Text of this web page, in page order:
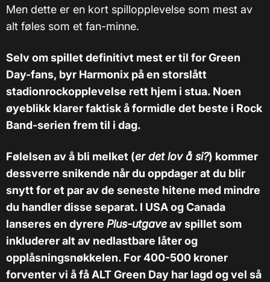
Men dette er en kort spillopplevelse som mest av
alt føles som et fan-minne.
Selv om spillet definitivt mest er til for Green
Day-fans, byr Harmonix på en storslått
stadionrockopplevelse rett hjem i stua. Noen
øyeblikk klarer faktisk å formidle det beste i Rock
Band-serien frem til i dag.
Følelsen av å bli melket (er det lov å si?) kommer
dessverre snikende når du oppdager at du blir
snytt for et par av de seneste hitene med mindre
du handler disse separat. I USA og Canada
lanseres en dyrere Plus-utgaveav spillet som
inkluderer alt av nedlastbare låter og
opplåsningsnøkkelen. For 400-500 kroner
forventer vi å få ALT Green Day har lagd og vel så